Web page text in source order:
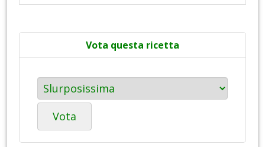
Vota questa ricetta
Vota